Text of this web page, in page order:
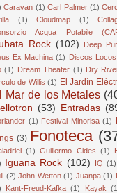
Caravan (1) Carl Palmer (1)
(1) Cloudmap (1)
Acqua Potabile
Rock (102) Deep
Ex Machina (1) Discos Locos
(1) Dream Theater (1) Dry
de Willis (1) El Jardín
Mar de los Metales
(53) Entradas
(1) Festival Minorisa (1)
(3) Fonoteca
(1) Guillermo Cides (1)
Iguana Rock (102) IQ (1)
(2) John Wetton (1) Juanpa (1)
Kant-Freud-Kafka (1) Kayak